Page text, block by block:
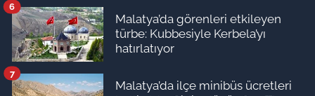
Malatya’da görenleri etkileyen
türbe: Kubbesiyle Kerbela’yı
hatırlatıyor
6
Malatya’da ilçe minibüs ücretleri
7